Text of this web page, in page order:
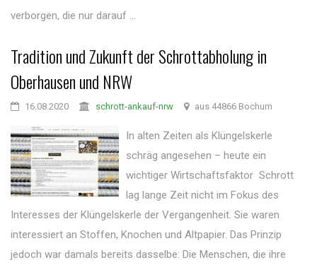
verborgen, die nur darauf ...
Tradition und Zukunft der Schrottabholung in
Oberhausen und NRW
16.08.2020 schrott-ankauf-nrw aus 44866 Bochum
In alten Zeiten als Klüngelskerle
schräg angesehen – heute ein
wichtiger Wirtschaftsfaktor Schrott
lag lange Zeit nicht im Fokus des
Interesses der Klüngelskerle der Vergangenheit. Sie waren
interessiert an Stoffen, Knochen und Altpapier. Das Prinzip
jedoch war damals bereits dasselbe: Die Menschen, die ihre